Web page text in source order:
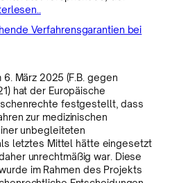
Verfahrensgarantien bei
März 2025 (F.B. gegen
hat der Europäische
festgestellt, dass
zur medizinischen
unbegleiteten
letztes Mittel hätte eingesetzt
unrechtmäßig war. Diese
im Rahmen des Projekts